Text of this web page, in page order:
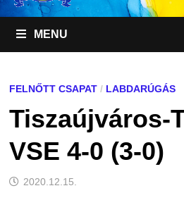
MENU
FELNŐTT CSAPAT/ LABDARÚGÁS
Tiszaújváros-
VSE 4-0 (3-0)
2020.12.15.